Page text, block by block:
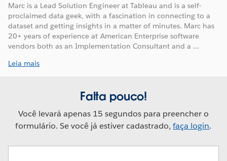
Marc is a Lead Solution Engineer at Tableau and is a self-
proclaimed data geek, with a fascination in connecting to a
dataset and getting insights in a matter of minutes. Marc has
20+ years of experience at American Enterprise software
vendors both as an Implementation Consultant and a ...
Leia mais
Falta pouco!
Você levará apenas 15 segundos para preencher o
formulário. Se você já estiver cadastrado,faça login.